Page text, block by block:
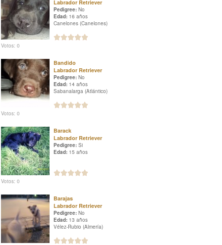
Labrador Retriever
Pedigree: No
Edad: 16 años
Canelones (Canelones)
Votos: 0
Bandido
Labrador Retriever
Pedigree: No
Edad: 14 años
Sabanalarga (Atlántico)
Votos: 0
Barack
Labrador Retriever
Pedigree: Si
Edad: 15 años
Votos: 0
Barajas
Labrador Retriever
Pedigree: No
Edad: 13 años
Vélez-Rubio (Almería)